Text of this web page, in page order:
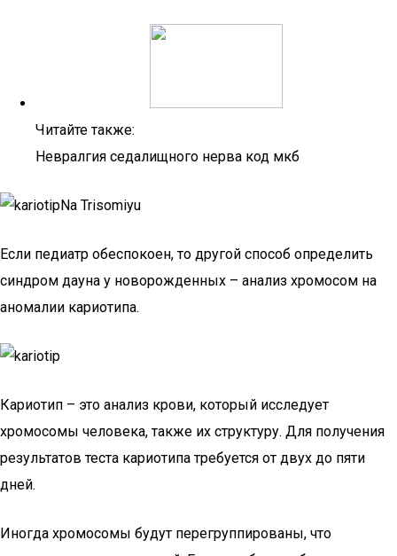
Читайте также:
Невралгия седалищного нерва код мкб
Если педиатр обеспокоен, то другой способ определить
синдром дауна у новорожденных – анализ хромосом на
аномалии кариотипа.
Кариотип – это анализ крови, который исследует
хромосомы человека, также их структуру. Для получения
результатов теста кариотипа требуется от двух до пяти
дней.
Иногда хромосомы будут перегруппированы, что